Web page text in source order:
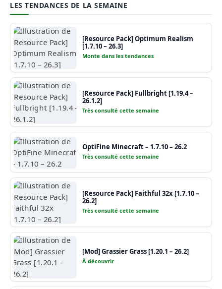
LES TENDANCES DE LA SEMAINE
[Resource Pack] Optimum Realism
[1.7.10 – 26.3]
Monte dans les tendances
[Resource Pack] Fullbright [1.19.4 –
26.1.2]
Très consulté cette semaine
OptiFine Minecraft – 1.7.10 – 26.2
Très consulté cette semaine
[Resource Pack] Faithful 32x [1.7.10 –
26.2]
Très consulté cette semaine
[Mod] Grassier Grass [1.20.1 – 26.2]
À découvrir